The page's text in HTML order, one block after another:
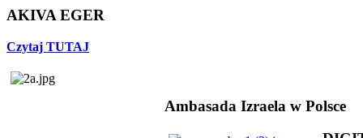
AKIVA EGER
Czytaj TUTAJ
Ambasada Izraela w Polsce